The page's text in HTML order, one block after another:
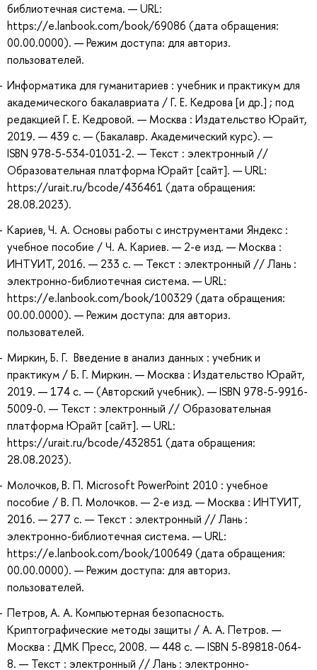
библиотечная система. — URL:
https://e.lanbook.com/book/69086 (дата обращения:
00.00.0000). — Режим доступа: для авториз.
пользователей.
Информатика для гуманитариев : учебник и практикум для
академического бакалавриата / Г. Е. Кедрова [и др.] ; под
редакцией Г. Е. Кедровой. — Москва : Издательство Юрайт,
2019. — 439 с. — (Бакалавр. Академический курс). —
ISBN 978-5-534-01031-2. — Текст : электронный //
Образовательная платформа Юрайт [сайт]. — URL:
https://urait.ru/bcode/436461 (дата обращения:
28.08.2023).
Кариев, Ч. А. Основы работы с инструментами Яндекс :
учебное пособие / Ч. А. Кариев. — 2-е изд. — Москва :
ИНТУИТ, 2016. — 233 с. — Текст : электронный // Лань :
электронно-библиотечная система. — URL:
https://e.lanbook.com/book/100329 (дата обращения:
00.00.0000). — Режим доступа: для авториз.
пользователей.
Миркин, Б. Г. Введение в анализ данных : учебник и
практикум / Б. Г. Миркин. — Москва : Издательство Юрайт,
2019. — 174 с. — (Авторский учебник). — ISBN 978-5-9916-
5009-0. — Текст : электронный // Образовательная
платформа Юрайт [сайт]. — URL:
https://urait.ru/bcode/432851 (дата обращения:
28.08.2023).
Молочков, В. П. Microsoft PowerPoint 2010 : учебное
пособие / В. П. Молочков. — 2-е изд. — Москва : ИНТУИТ,
2016. — 277 с. — Текст : электронный // Лань :
электронно-библиотечная система. — URL:
https://e.lanbook.com/book/100649 (дата обращения:
00.00.0000). — Режим доступа: для авториз.
пользователей.
Петров, А. А. Компьютерная безопасность.
Криптографические методы защиты / А. А. Петров. —
Москва : ДМК Пресс, 2008. — 448 с. — ISBN 5-89818-064-
8. — Текст : электронный // Лань : электронно-